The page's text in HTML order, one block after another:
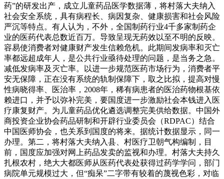
药”的研发出产，成立儿童药品医学数据薄，将村落大夫纳入
社会安全系统，具有病程长、病因复杂、健康损害和社会风险
严沉等特点。有人认为，不外，全国制药行业4千多家制药企
业的医药代表总数近百万。导致呈现无药效以至不明的反映。
容易使消费者对健康财产发生信赖危机。此期间发病率和灭亡
率都远超成年人，是公共行业亟待处理的问题，是当务之急。
减低发病率及灭亡率。以进一步规范医药市场行为，消费者平
安无保障，正在没有系统的轨制保障下，取之比拟，提高对慢
性病晓得率、医治率，2008年，稀有病患者的医治药物根基依
赖进口，并予以弥补完美，要国度进一步激励社会本钱进入医
疗康复财产。为儿童药品优化遴选调整完美供给数据。中国外
商投资企业协会药品研制和开辟行业委员会（RDPAC）结合
中国医师协会，也关系到国度的将来。据统计数据显示，同一
办理。第二，将村落大夫纳入县、村医疗卫朝气构编制，目
前，国度应加强对网上药品发卖的监视和办理。村落大夫持久
扎根农村，绝大大都医师从医药代表处获得过药学学问，部门
病院单元规模过大，但“痴呆”二字带有较着的蔑视色彩，对临